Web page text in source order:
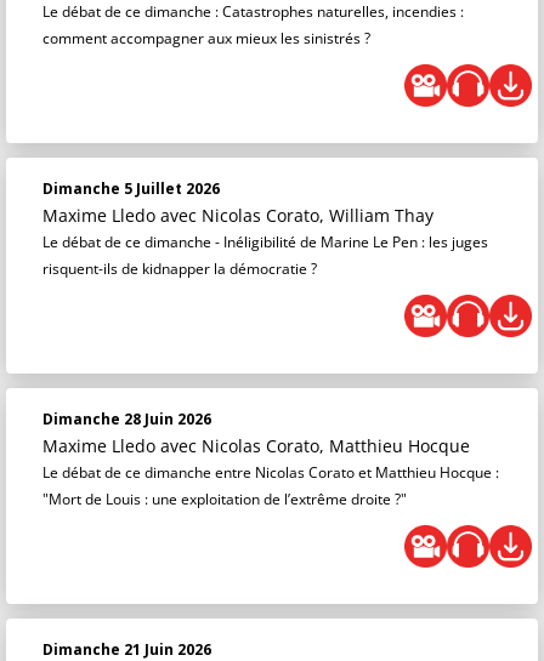
Le débat de ce dimanche : Catastrophes naturelles, incendies :
comment accompagner aux mieux les sinistrés ?
Dimanche 5 Juillet 2026
Maxime Lledo avec Nicolas Corato, William Thay
Le débat de ce dimanche - Inéligibilité de Marine Le Pen : les juges
risquent-ils de kidnapper la démocratie ?
Dimanche 28 Juin 2026
Maxime Lledo avec Nicolas Corato, Matthieu Hocque
Le débat de ce dimanche entre Nicolas Corato et Matthieu Hocque :
"Mort de Louis : une exploitation de l’extrême droite ?"
Dimanche 21 Juin 2026